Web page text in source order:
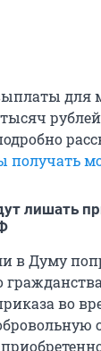
для
получать
лишать
в Думу
во